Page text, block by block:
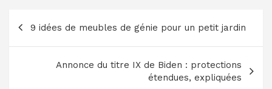
Navigation
de
l’article
9 idées de meubles de génie pour un petit jardin
Annonce du titre IX de Biden : protections
étendues, expliquées